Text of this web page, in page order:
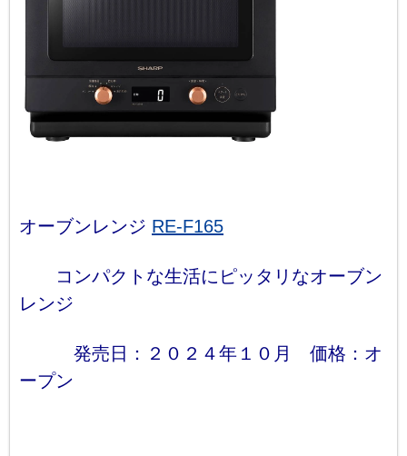
オーブンレンジ RE-F165
コンパクトな生活にピッタリなオーブン
レンジ
発売日：２０２４年１０月 価格：オ
ープン